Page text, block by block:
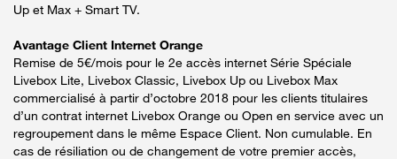
Up et Max + Smart TV.
Avantage Client Internet Orange
Remise de 5€/mois pour le 2e accès internet Série Spéciale
Livebox Lite, Livebox Classic, Livebox Up ou Livebox Max
commercialisé à partir d’octobre 2018 pour les clients titulaires
d’un contrat internet Livebox Orange ou Open en service avec un
regroupement dans le même Espace Client. Non cumulable. En
cas de résiliation ou de changement de votre premier accès,